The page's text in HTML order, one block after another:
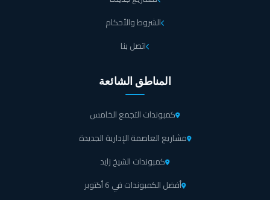
الشروط والأحكام
اتصل بنا
المناطق الشائعة
كمبوندات التجمع الخامس
مشاريع العاصمة الإدارية الجديدة
كمبوندات الشيخ زايد
أفضل الكمبوندات في 6 أكتوبر